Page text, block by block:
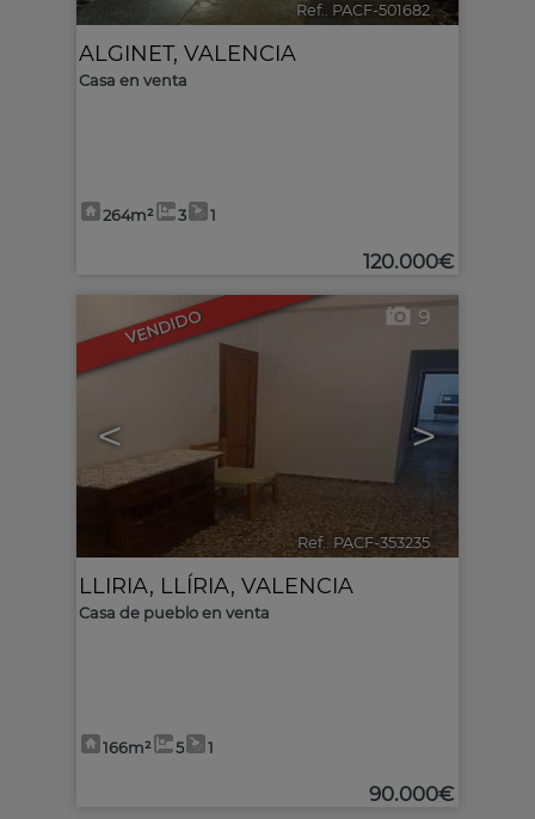
Ref.. PACF-501682 🔗
ALGINET, VALENCIA
Casa en venta
264m² 3 1
120.000€
VENDIDO
< >
9
Ref.. PACF-353235 🔗
LLIRIA, LLÍRIA, VALENCIA
Casa de pueblo en venta
166m² 5 1
90.000€